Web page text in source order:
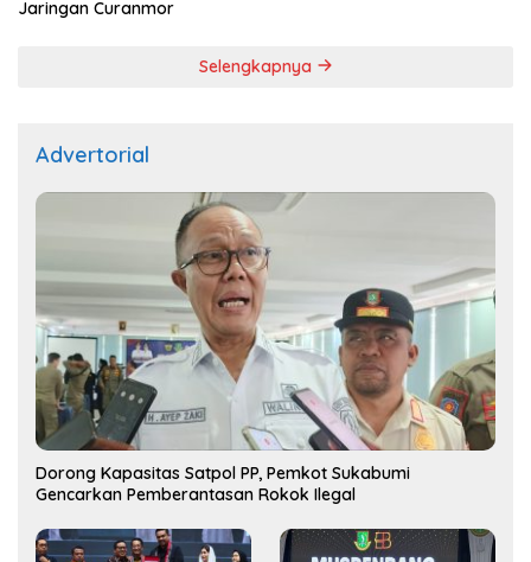
Jaringan Curanmor
Selengkapnya
Advertorial
Dorong Kapasitas Satpol PP, Pemkot Sukabumi
Gencarkan Pemberantasan Rokok Ilegal